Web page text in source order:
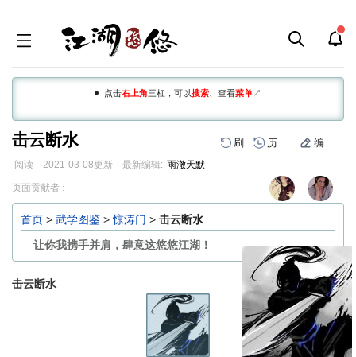
点击右上角三杠，可以搜索 、查看菜单↗
击云断水 刷 历 编
阅读 2021-03-08更新 最新编辑: 雨澈天默
跳
导
航
跳
搜
索
页面贡献者 :
首页 > 武学图鉴 >惊涛门 > 击云断水
让你我携手并肩，肆意这悠悠江湖！
击云断水